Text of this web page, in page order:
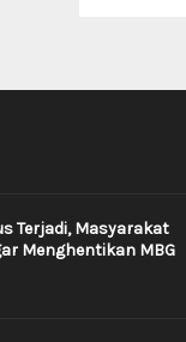
Terjadi, Masyarakat
Menghentikan MBG